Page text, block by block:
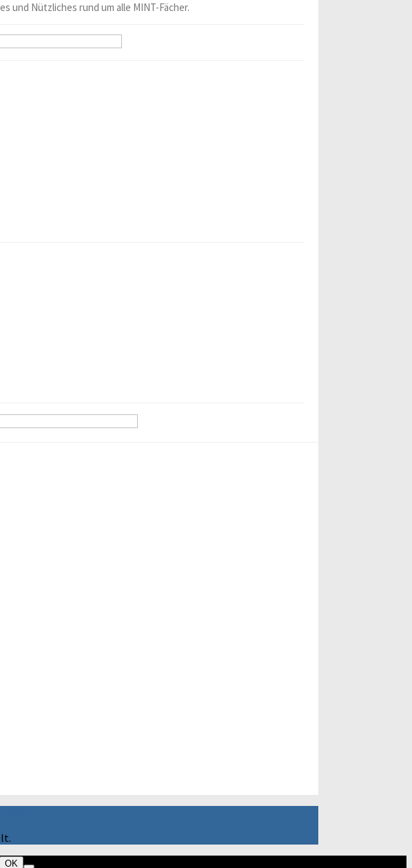
und Nützliches rund um alle MINT-Fächer.
OK